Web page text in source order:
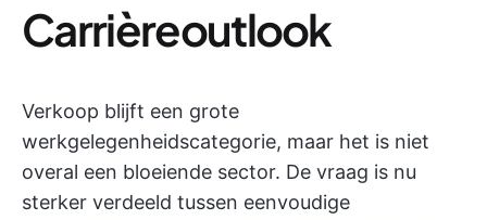
Carrièreoutlook
Verkoop blijft een grote
werkgelegenheidscategorie, maar het is niet
overal een bloeiende sector. De vraag is nu
sterker verdeeld tussen eenvoudige